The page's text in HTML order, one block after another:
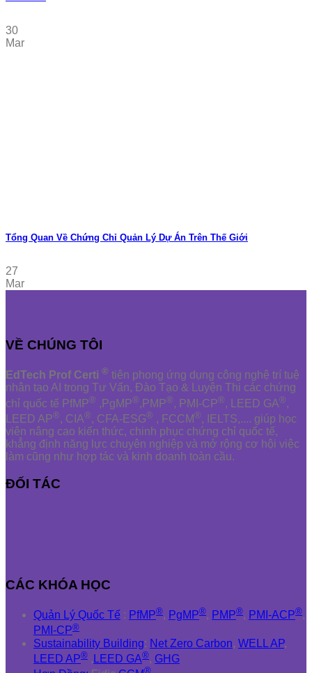
30
Mar
Tổng Quan Về Chứng Chỉ Quản Lý Dự Án Trên Thế Giới
27
Mar
VỀ CHÚNG TÔI
EdTech Prof Certi ® tiên phong ứng dụng công nghệ trí tuệ
nhân tạo AI trong Tư Vấn, Đào Tạo & Luyện Thi các chứng
chỉ quốc tế PfMP® ,PgMP®,PMP®, PMI-CP®, LEED GA®,
LEED AP®, CIA®, CFA-ESG® , FCCM®, IELTS,.... giúp học
viên nâng cao kiến thức, chinh phục chứng chỉ quốc tế,
khẳng định năng lực chuyên nghiệp và mở rộng cơ hội việc
làm cũng như hợp tác và kinh doanh toàn cầu.
ĐỐI TÁC
CÁC KHÓA HỌC
Quản Lý Quốc Tế : PfMP®, PgMP®, PMP®, PMI-ACP®,
PMI-CP®
Sustainability Building: Net Zero Carbon, WELL AP,
LEED AP® , LEED GA®, GHG
®